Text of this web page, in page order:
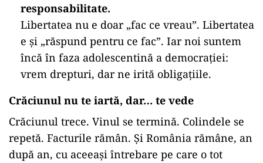
responsabilitate.
Libertatea nu e doar „fac ce vreau”. Libertatea
e și „răspund pentru ce fac”. Iar noi suntem
încă în faza adolescentină a democrației:
vrem drepturi, dar ne irită obligațiile.
Crăciunul nu te iartă, dar… te vede
Crăciunul trece. Vinul se termină. Colindele se
repetă. Facturile rămân. Și România rămâne, an
după an, cu aceeași întrebare pe care o tot